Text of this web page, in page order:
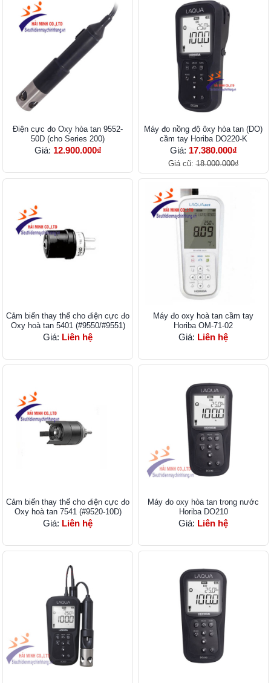
Điện cực đo Oxy hòa tan 9552-
50D (cho Series 200)
Giá: 12.900.000₫
Máy đo nồng độ ôxy hòa tan (DO)
cầm tay Horiba DO220-K
Giá: 17.380.000₫
Giá cũ:18.000.000₫
Cảm biến thay thế cho điện cực đo
Oxy hoà tan 5401 (#9550/#9551)
Giá: Liên hệ
Máy đo oxy hoà tan cầm tay
Horiba OM-71-02
Giá: Liên hệ
Cảm biến thay thế cho điện cực đo
Oxy hoà tan 7541 (#9520-10D)
Giá: Liên hệ
Máy đo oxy hòa tan trong nước
Horiba DO210
Giá: Liên hệ